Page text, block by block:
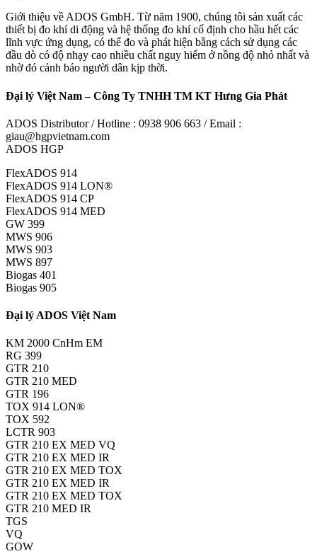
Giới thiệu về ADOS GmbH. Từ năm 1900, chúng tôi sản xuất các
thiết bị đo khí di động và hệ thống đo khí cố định cho hầu hết các
lĩnh vực ứng dụng, có thể đo và phát hiện bằng cách sử dụng các
đầu dò có độ nhạy cao nhiều chất nguy hiểm ở nồng độ nhỏ nhất và
nhờ đó cảnh báo người dân kịp thời.
Đại lý Việt Nam – Công Ty TNHH TM KT Hưng Gia Phát
ADOS Distributor / Hotline : 0938 906 663 / Email :
giau@hgpvietnam.com
ADOS HGP
FlexADOS 914
FlexADOS 914 LON®
FlexADOS 914 CP
FlexADOS 914 MED
GW 399
MWS 906
MWS 903
MWS 897
Biogas 401
Biogas 905
Đại lý ADOS Việt Nam
KM 2000 CnHm EM
RG 399
GTR 210
GTR 210 MED
GTR 196
TOX 914 LON®
TOX 592
LCTR 903
GTR 210 EX MED VQ
GTR 210 EX MED IR
GTR 210 EX MED TOX
GTR 210 EX MED IR
GTR 210 EX MED TOX
GTR 210 MED IR
TGS
VQ
GOW